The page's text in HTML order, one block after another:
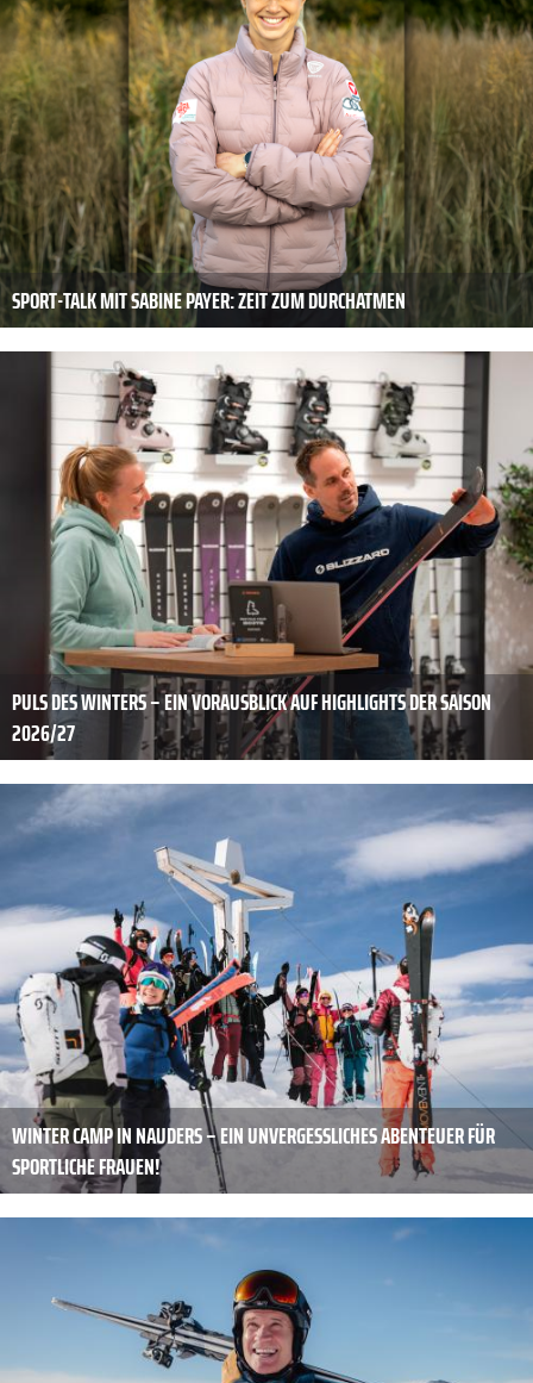
SPORT-TALK MIT SABINE PAYER: ZEIT ZUM DURCHATMEN
PULS DES WINTERS – EIN VORAUSBLICK AUF HIGHLIGHTS DER SAISON
2026/27
WINTER CAMP IN NAUDERS – EIN UNVERGESSLICHES ABENTEUER FÜR
SPORTLICHE FRAUEN!